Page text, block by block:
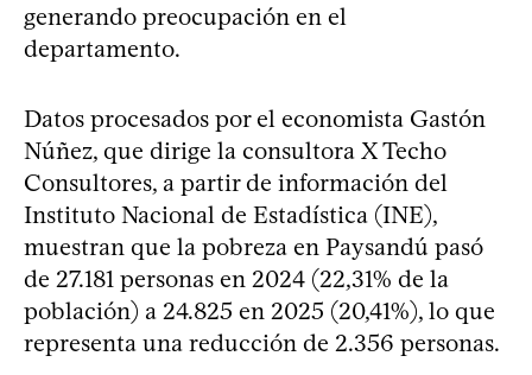
generando preocupación en el
departamento.
Datos procesados por el economista Gastón
Núñez, que dirige la consultora X Techo
Consultores, a partir de información del
Instituto Nacional de Estadística (INE),
muestran que la pobreza en Paysandú pasó
de 27.181 personas en 2024 (22,31% de la
población) a 24.825 en 2025 (20,41%), lo que
representa una reducción de 2.356 personas.